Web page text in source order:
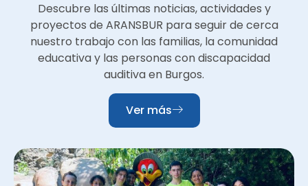
Descubre las últimas noticias, actividades y
proyectos de ARANSBUR para seguir de cerca
nuestro trabajo con las familias, la comunidad
educativa y las personas con discapacidad
auditiva en Burgos.
Ver más